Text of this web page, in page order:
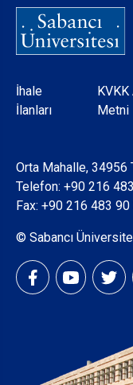
Dipnot
İhale
İlanları
KVKK
Metni
Orta Mahalle, 34956
Telefon: +90 216
Fax: +90 216 483 90
© Sabancı